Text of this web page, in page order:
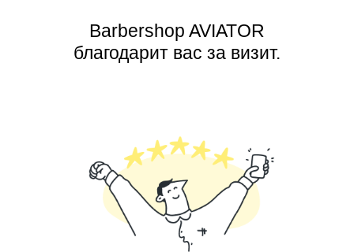
Barbershop AVIATOR
благодарит вас за визит.